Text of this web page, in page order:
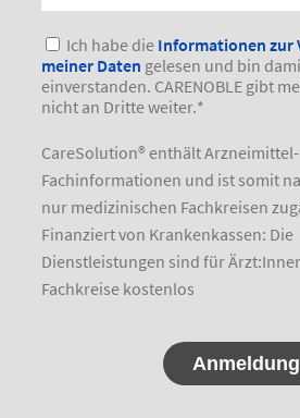
Ich habe die Informationen zur
meiner Daten gelesen und bin
einverstanden. CARENOBLE gibt
nicht an Dritte weiter.*
CareSolution® enthält Arzneimittel-
Fachinformationen und ist somit
nur medizinischen Fachkreisen
Finanziert von Krankenkassen: Die
Dienstleistungen sind für
Fachkreise kostenlos